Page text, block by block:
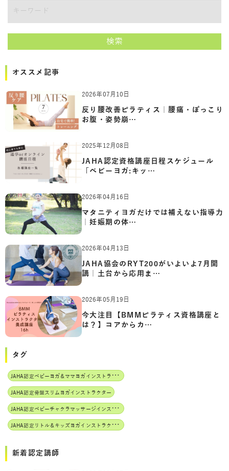
検索
オススメ記事
2026年07月10日
反り腰改善ピラティス｜腰痛・ぽっこり
お腹・姿勢崩…
2025年12月08日
JAHA認定資格講座日程スケジュール
「ベビーヨガ:キッ…
2026年04月16日
マタニティヨガだけでは補えない指導力
｜妊娠期の体…
2026年04月13日
JAHA協会のRYT200がいよいよ7月開
講｜土台から応用ま…
2026年05月19日
今大注目【BMMピラティス資格講座と
は？】コアからカ…
タグ
J
AHA認定ベビーヨガ＆ママヨガインストラクター
JAHA認定骨盤スリムヨガインストラクター
J
AHA認定ベビーチャクラマッサージインストラクター
J
AHA認定リトル＆キッズヨガインストラクター
新着認定講師